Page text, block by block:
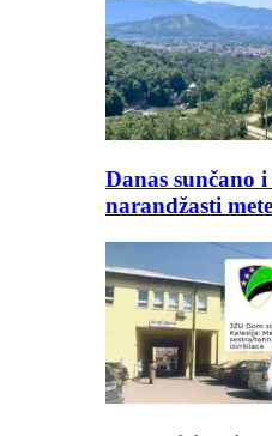
Danas sunčano
narandžasti